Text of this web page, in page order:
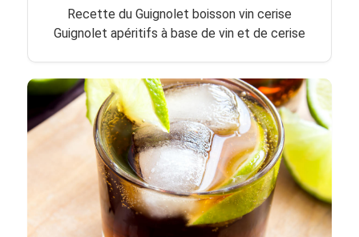
Recette du Guignolet boisson vin cerise
Guignolet apéritifs à base de vin et de cerise